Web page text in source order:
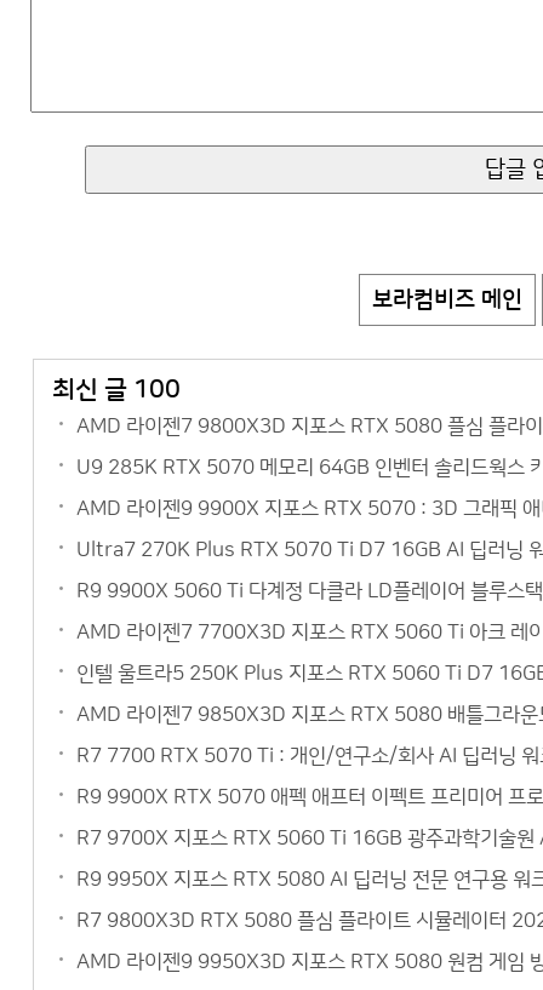
보라컴비즈 메인
최신 글 100
AMD 라이젠7 9800X3D 지포스 RTX 5080 플심 플라
U9 285K RTX 5070 메모리 64GB 인벤터 솔리드웍스
AMD 라이젠9 9900X 지포스 RTX 5070 : 3D 그래픽 애
Ultra7 270K Plus RTX 5070 Ti D7 16GB AI 딥러닝 워
R9 9900X 5060 Ti 다계정 다클라 LD플레이어 블루스
AMD 라이젠7 7700X3D 지포스 RTX 5060 Ti 아크 레
인텔 울트라5 250K Plus 지포스 RTX 5060 Ti D7
AMD 라이젠7 9850X3D 지포스 RTX 5080 배틀그라운
R7 7700 RTX 5070 Ti : 개인/연구소/회사 AI 딥러닝 워
R9 9900X RTX 5070 애펙 애프터 이펙트 프리미어 프
R7 9700X 지포스 RTX 5060 Ti 16GB 광주과학기술원
R9 9950X 지포스 RTX 5080 AI 딥러닝 전문 연구용 워
R7 9800X3D RTX 5080 플심 플라이트 시뮬레이터
AMD 라이젠9 9950X3D 지포스 RTX 5080 원컴 게임